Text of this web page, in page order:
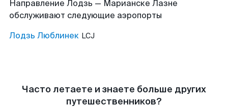
Направление Лодзь — Марианске Лазне
обслуживают следующие аэропорты
Лодзь Люблинек LCJ
Часто летаете и знаете больше других
путешественников?